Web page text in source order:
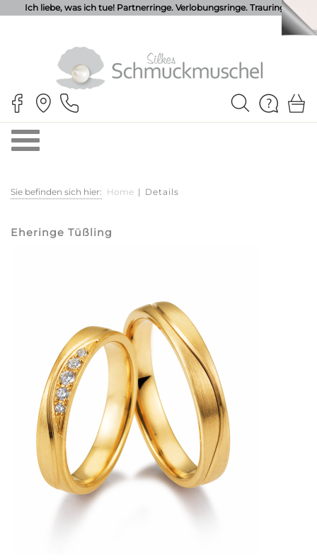
Ich liebe, was ich tue! Partnerringe. Verlobungsringe. Trauringe.
Sie befinden sich hier: Home | Details
Eheringe Tüßling